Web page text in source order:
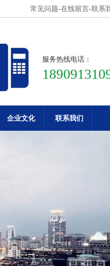
常见问题-在线留言-联系
服务热线电话：
企业文化 联系我们